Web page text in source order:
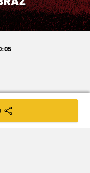
Šibenika i